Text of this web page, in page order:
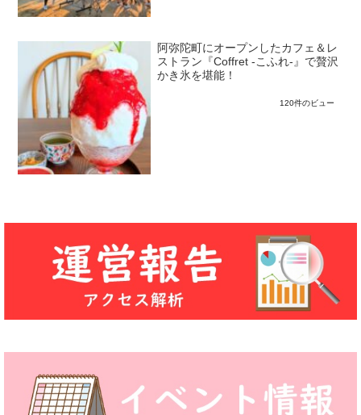
阿弥陀町にオープンしたカフェ＆レ
ストラン『Coffret -こふれ-』で贅沢
かき氷を堪能！
120件のビュー